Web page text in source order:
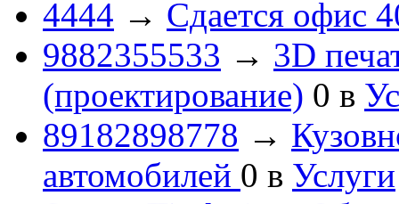
4444 → Сдается офис
9882355533 → 3D
(проектирование) 0 в
89182898778 →
автомобилей 0 в Услуги